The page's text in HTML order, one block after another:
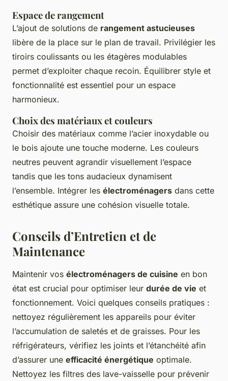
Espace de rangement
L’ajout de solutions de rangement astucieuses
libère de la place sur le plan de travail. Privilégier les
tiroirs coulissants ou les étagères modulables
permet d’exploiter chaque recoin. Équilibrer style et
fonctionnalité est essentiel pour un espace
harmonieux.
Choix des matériaux et couleurs
Choisir des matériaux comme l’acier inoxydable ou
le bois ajoute une touche moderne. Les couleurs
neutres peuvent agrandir visuellement l’espace
tandis que les tons audacieux dynamisent
l’ensemble. Intégrer les électroménagers dans cette
esthétique assure une cohésion visuelle totale.
Conseils d’Entretien et de
Maintenance
Maintenir vos électroménagers de cuisine en bon
état est crucial pour optimiser leur durée de vie et
fonctionnement. Voici quelques conseils pratiques :
nettoyez régulièrement les appareils pour éviter
l’accumulation de saletés et de graisses. Pour les
réfrigérateurs, vérifiez les joints et l’étanchéité afin
d’assurer une efficacité énergétique optimale.
Nettoyez les filtres des lave-vaisselle pour prévenir